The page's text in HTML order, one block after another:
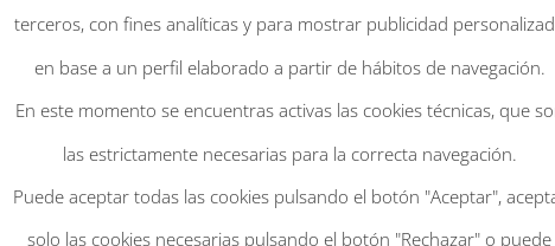
Palma
imperial
con
VERANO
terceros, con fines analíticas y para mostrar publicidad
en base a un perfil elaborado a partir de hábitos de navegación.
En este momento se encuentras activas las cookies técnicas, que
las estrictamente necesarias para la correcta navegación.
Puede aceptar todas las cookies pulsando el botón "Aceptar",
solo las cookies necesarias pulsando el botón "Rechazar" o puede